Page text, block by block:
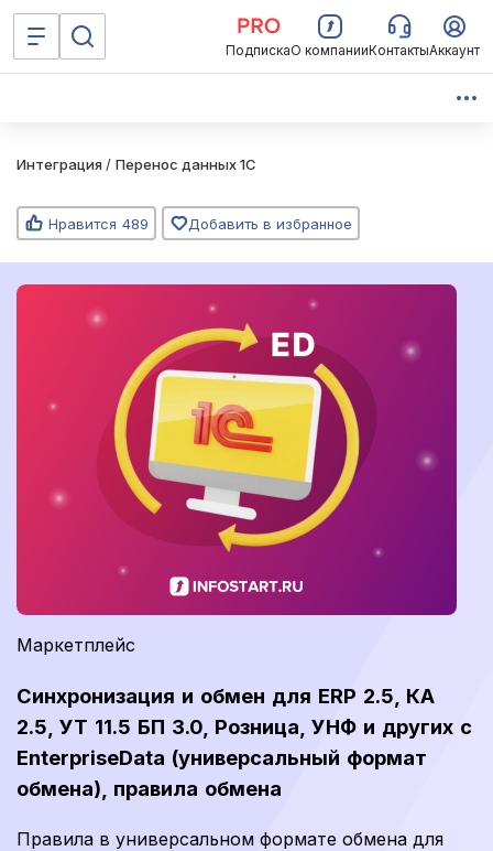
ПодпискаО компанииКонтактыАккаунт
Интеграция / Перенос данных 1C
Нравится 489 Добавить в избранное
Маркетплейс
Синхронизация и обмен для ERP 2.5, КА
2.5, УТ 11.5 БП 3.0, Розница, УНФ и других с
EnterpriseData (универсальный формат
обмена), правила обмена
Правила в универсальном формате обмена для